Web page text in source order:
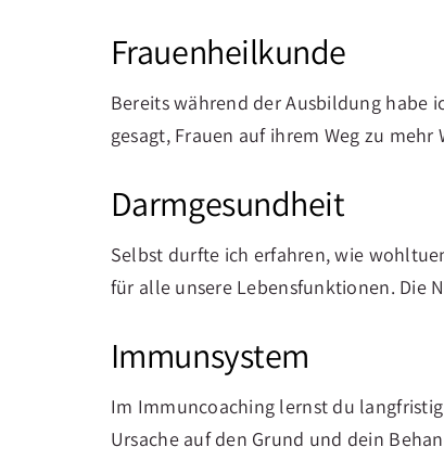
Frauenheilkunde
Bereits während der Ausbildung habe
gesagt, Frauen auf ihrem Weg zu
Darmgesundheit
Selbst durfte ich erfahren, wie
für alle unsere Lebensfunktionen. Die
Immunsystem
Im Immuncoaching lernst du
Ursache auf den Grund und dein